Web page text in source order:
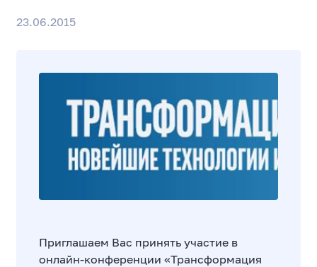
23.06.2015
Приглашаем Вас принять участие в
онлайн-конференции «Трансформация